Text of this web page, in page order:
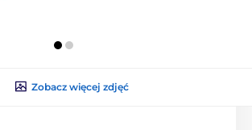
Zobacz więcej zdjęć